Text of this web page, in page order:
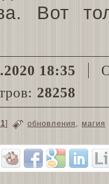
Вот
18:35
28258
] обновления , магия